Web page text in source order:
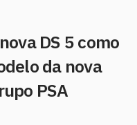
DS 5 como
da nova
PSA